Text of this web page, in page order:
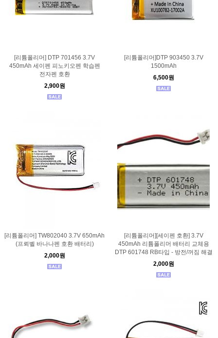
[리튬폴리머] DTP 701456 3.7V
450mAh 세이펜 피노키오펜 학습펜
전자펜 호환
2,900원
[리튬폴리머]DTP 903450 3.7V
1500mAh
6,500원
[리튬폴리머] TW802040 3.7V 650mAh
(프뢰벨 바나나펜 호환 배터리)
2,000원
[리튬폴리머][세이펜 호환] 3.7V
450mAh 리튬폴리머 배터리 교체용
DTP 601748 RB타입 - 방전/꺼짐 해결
2,000원